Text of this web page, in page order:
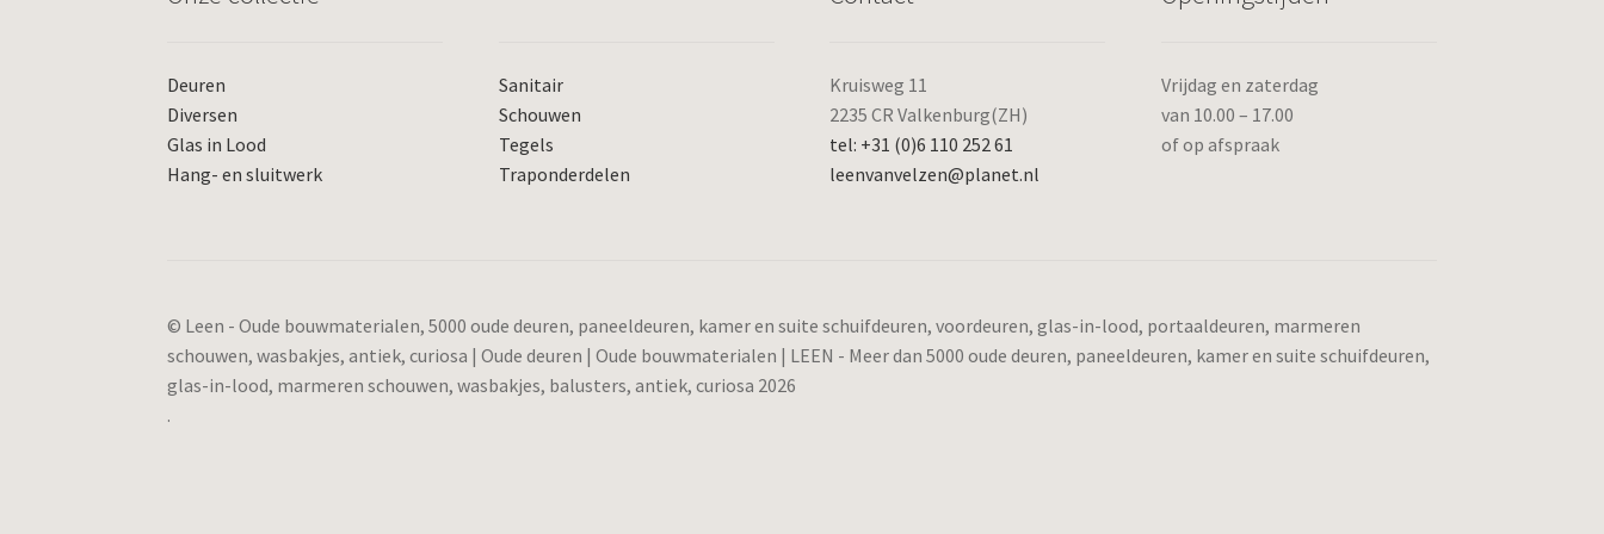
Deuren
Diversen
Glas in Lood
Hang- en sluitwerk
Sanitair
Schouwen
Tegels
Traponderdelen
Kruisweg 11
2235 CR Valkenburg(ZH)
tel: +31 (0)6 110 252 61
leenvanvelzen@planet.nl
Vrijdag en zaterdag
van 10.00 – 17.00
of op afspraak
© Leen - Oude bouwmaterialen, 5000 oude deuren, paneeldeuren, kamer en suite schuifdeuren, voordeuren, glas-in-lood, portaaldeuren, marmeren
schouwen, wasbakjes, antiek, curiosa | Oude deuren | Oude bouwmaterialen | LEEN - Meer dan 5000 oude deuren, paneeldeuren, kamer en suite schuifdeuren,
glas-in-lood, marmeren schouwen, wasbakjes, balusters, antiek, curiosa 2026
.